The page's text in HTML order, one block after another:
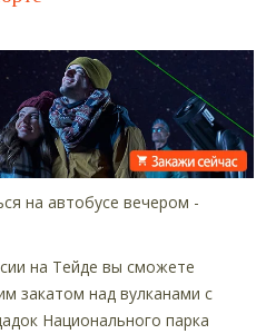
на автобусе вечером -
на Тейде вы сможете
закатом над вулканами с
Национального парка